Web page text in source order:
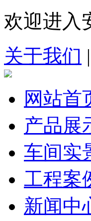
欢迎进入
关于我们 |
网站首
产品展
车间实
工程案
新闻中